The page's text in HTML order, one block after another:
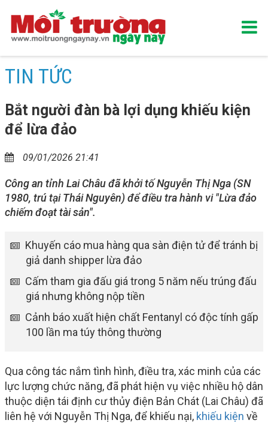
TIN TỨC
Bắt người đàn bà lợi dụng khiếu kiện
để lừa đảo
09/01/2026 21:41
Công an tỉnh Lai Châu đã khởi tố Nguyễn Thị Nga (SN
1980, trú tại Thái Nguyên) để điều tra hành vi "Lừa đảo
chiếm đoạt tài sản".
Khuyến cáo mua hàng qua sàn điện tử để tránh bị
giả danh shipper lừa đảo
Cấm tham gia đấu giá trong 5 năm nếu trúng đấu
giá nhưng không nộp tiền
Cảnh báo xuất hiện chất Fentanyl có độc tính gấp
100 lần ma túy thông thường
Qua công tác nắm tình hình, điều tra, xác minh của các
lực lượng chức năng, đã phát hiện vụ việc nhiều hộ dân
thuộc diện tái định cư thủy điện Bản Chát (Lai Châu) đã
liên hệ với Nguyễn Thị Nga, để khiếu nại, khiếu kiện về